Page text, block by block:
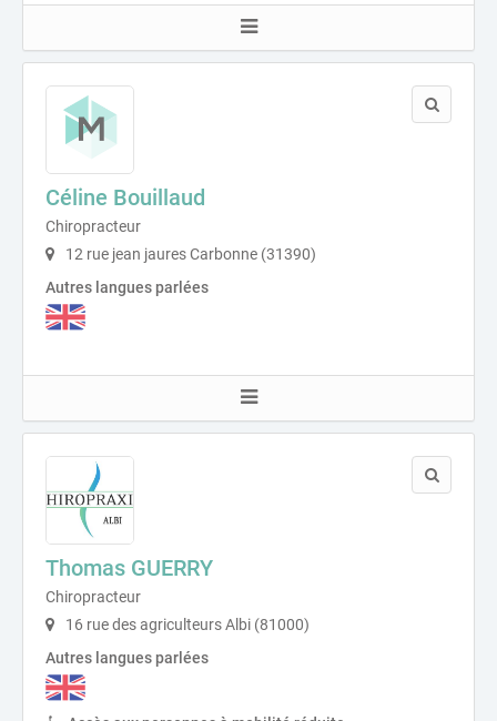
Céline Bouillaud
Chiropracteur
12 rue jean jaures Carbonne (31390)
Autres langues parlées
Thomas GUERRY
Chiropracteur
16 rue des agriculteurs Albi (81000)
Autres langues parlées